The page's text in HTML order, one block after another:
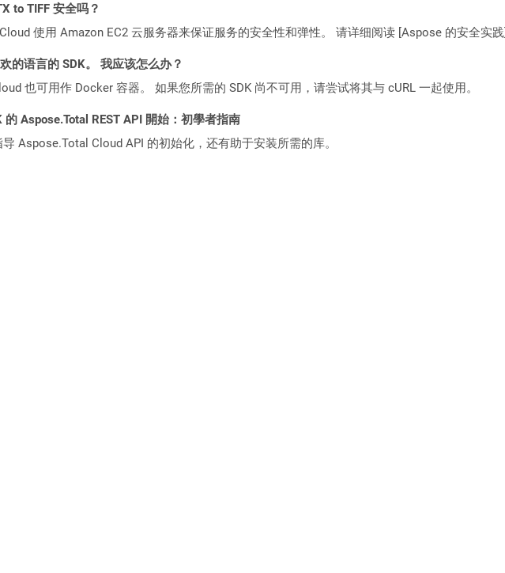
to TIFF 安全吗？
使用 Amazon EC2 云服务器来保证服务的安全性和弹性。 请详细阅读 [Aspose 的安全实
的语言的 SDK。 我应该怎么办？
也可用作 Docker 容器。 如果您所需的 SDK 尚不可用，请尝试将其与 cURL 一起使用。
的 Aspose.Total REST API 開始：初學者指南
Aspose.Total Cloud API 的初始化，还有助于安装所需的库。